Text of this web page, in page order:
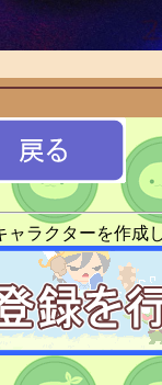
ャラクターを作成